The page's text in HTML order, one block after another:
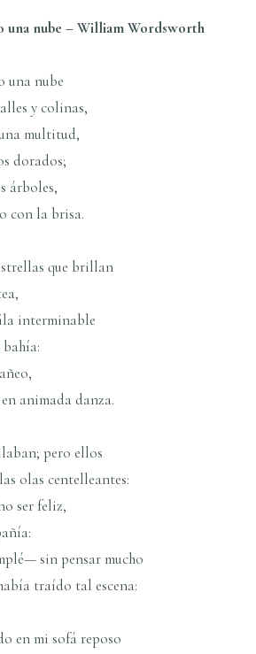
una nube – William Wordsworth
una nube
y colinas,
multitud,
dorados;
árboles,
con la brisa.
que brillan
interminable
animada danza.
pero ellos
olas centelleantes:
ser feliz,
sin pensar mucho
traí­do tal escena:
en mi sofá reposo